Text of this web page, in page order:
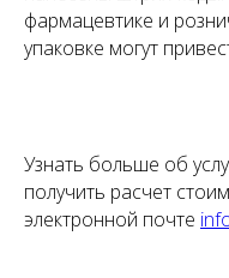
фармацевтике и
упаковке могут
Узнать больше об
получить расчет
электронной почте